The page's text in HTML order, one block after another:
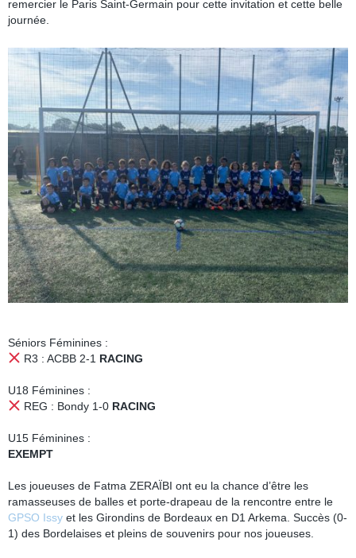
remercier le Paris Saint-Germain pour cette invitation et cette belle
journée.
Séniors Féminines :
R3 : ACBB 2-1 RACING
U18 Féminines :
REG : Bondy 1-0 RACING
U15 Féminines :
EXEMPT
Les joueuses de Fatma ZERAÏBI ont eu la chance d’être les
ramasseuses de balles et porte-drapeau de la rencontre entre le
GPSO Issy et les Girondins de Bordeaux en D1 Arkema. Succès (0-
1) des Bordelaises et pleins de souvenirs pour nos joueuses.